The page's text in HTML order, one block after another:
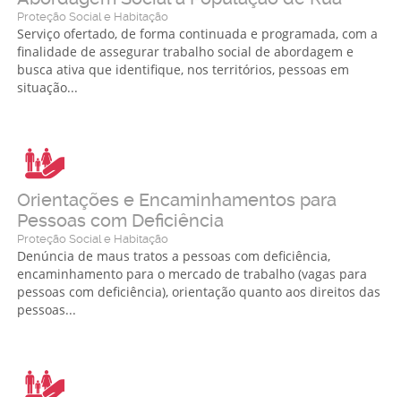
Proteção Social e Habitação
Serviço ofertado, de forma continuada e programada, com a
finalidade de assegurar trabalho social de abordagem e
busca ativa que identifique, nos territórios, pessoas em
situação...
Orientações e Encaminhamentos para
Pessoas com Deficiência
Proteção Social e Habitação
Denúncia de maus tratos a pessoas com deficiência,
encaminhamento para o mercado de trabalho (vagas para
pessoas com deficiência), orientação quanto aos direitos das
pessoas...